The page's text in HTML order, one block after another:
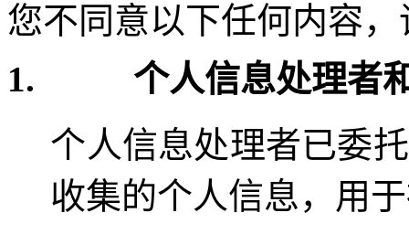
您不同意以下任何内容
1.
个人信息处理者
个人信息处理者已委托
收集的个人信息，用